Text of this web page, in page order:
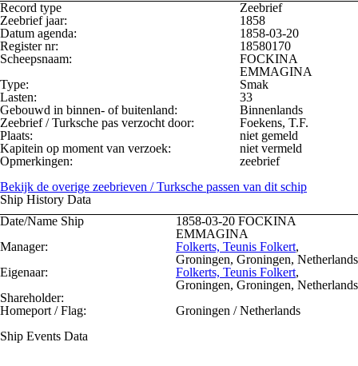
Record type
Zeebrief
Zeebrief jaar:
1858
Datum agenda:
1858-03-20
Register nr:
18580170
Scheepsnaam:
FOCKINA
EMMAGINA
Type:
Smak
Lasten:
33
Gebouwd in binnen- of buitenland:
Binnenlands
Zeebrief / Turksche pas verzocht door:
Foekens, T.F.
Plaats:
niet gemeld
Kapitein op moment van verzoek:
niet vermeld
Opmerkingen:
zeebrief
Bekijk de overige zeebrieven / Turksche passen van dit schip
Ship History Data
Date/Name Ship
1858-03-20 FOCKINA
EMMAGINA
Manager:
Folkerts, Teunis Folkert,
Groningen, Groningen, Netherlands
Eigenaar:
Folkerts, Teunis Folkert,
Groningen, Groningen, Netherlands
Shareholder:
Homeport / Flag:
Groningen / Netherlands
Ship Events Data